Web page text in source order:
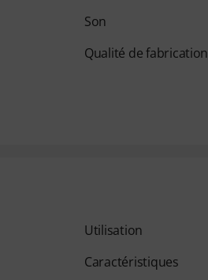
Son
Qualité de fabrication
Utilisation
Caractéristiques